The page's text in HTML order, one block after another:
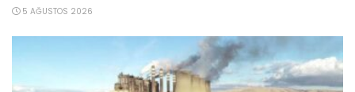
5 AĞUSTOS 2026